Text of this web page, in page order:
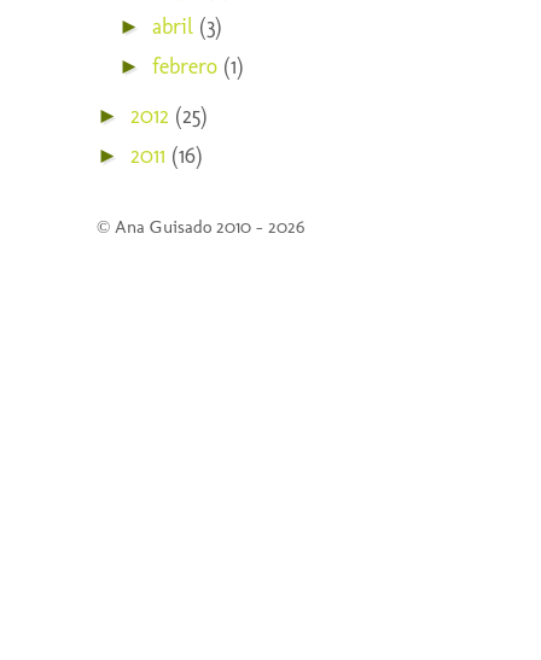
► abril (3)
► febrero (1)
► 2012 (25)
► 2011 (16)
© Ana Guisado 2010 - 2026